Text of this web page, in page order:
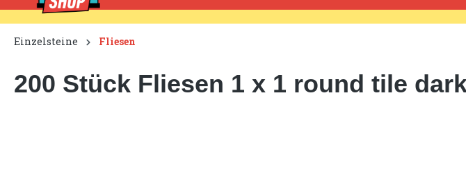
Einzelsteine Fliesen
200 Stück Fliesen 1 x 1 round tile